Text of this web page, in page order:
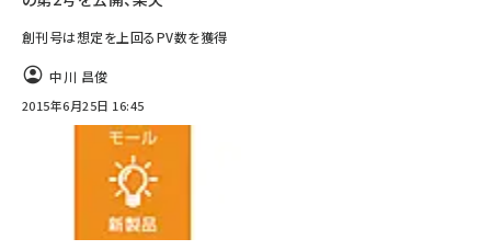
創刊号は想定を上回るPV数を獲得
中川 昌俊
2015年6月25日 16:45